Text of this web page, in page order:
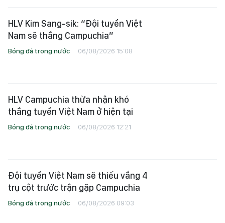
HLV Kim Sang-sik: “Đội tuyển Việt
Nam sẽ thắng Campuchia”
Bóng đá trong nước 06/08/2026 15:08
HLV Campuchia thừa nhận khó
thắng tuyển Việt Nam ở hiện tại
Bóng đá trong nước 06/08/2026 12:21
Đội tuyển Việt Nam sẽ thiếu vắng 4
trụ cột trước trận gặp Campuchia
Bóng đá trong nước 06/08/2026 09:03